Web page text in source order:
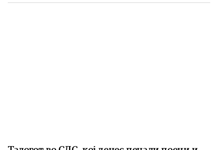
има нов Закон за енергетика, усогласен со европските